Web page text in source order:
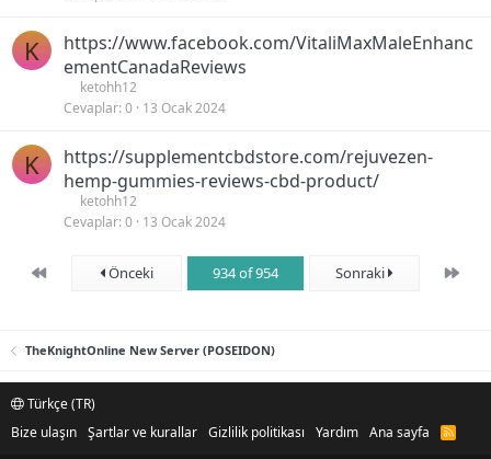
K
https://www.facebook.com/VitaliMaxMaleEnhanc
ementCanadaReviews
ketohh12
Cevaplar 0 13 Ocak 2024
K
https://supplementcbdstore.com/rejuvezen-
hemp-gummies-reviews-cbd-product/
ketohh12
Cevaplar 0 13 Ocak 2024
First Önceki 934 of 954 Sonraki Son
TheKnightOnline New Server (POSEIDON)
Türkçe (TR)
Bize ulaşın Şartlar ve kurallar Gizlilik politikası Yardım Ana sayfa
R